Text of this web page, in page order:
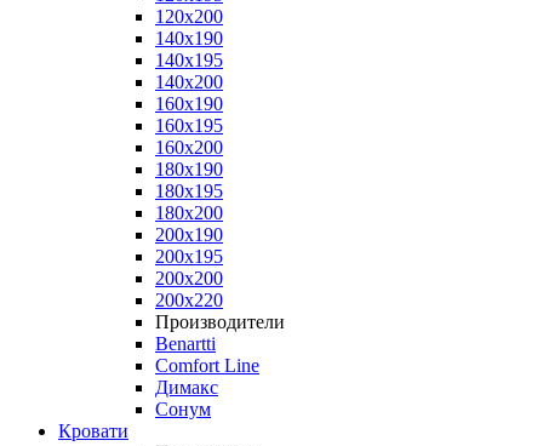
120x200
140x190
140x195
140x200
160x190
160x195
160x200
180x190
180x195
180x200
200x190
200x195
200x200
200x220
Производители
Benartti
Comfort Line
Димакс
Сонум
Кровати